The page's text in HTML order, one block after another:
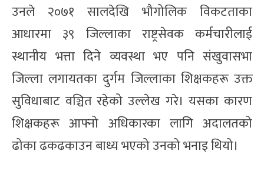
उनले २०७१ सालदेखि भौगोलिक विकटताका
आधारमा ३९ जिल्लाका राष्ट्रसेवक कर्मचारीलाई
स्थानीय भत्ता दिने व्यवस्था भए पनि संखुवासभा
जिल्ला लगायतका दुर्गम जिल्लाका शिक्षकहरू उक्त
सुविधाबाट वञ्चित रहेको उल्लेख गरे। यसका कारण
शिक्षकहरू आफ्नो अधिकारका लागि अदालतको
ढोका ढकढकाउन बाध्य भएको उनको भनाइ थियो।